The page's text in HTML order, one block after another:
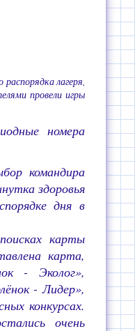
лагеря,
провели игры
номера
командира
здоровья
дня в
карты
карта,
- Эколог»,
- Лидер»,
конкурсах.
очень